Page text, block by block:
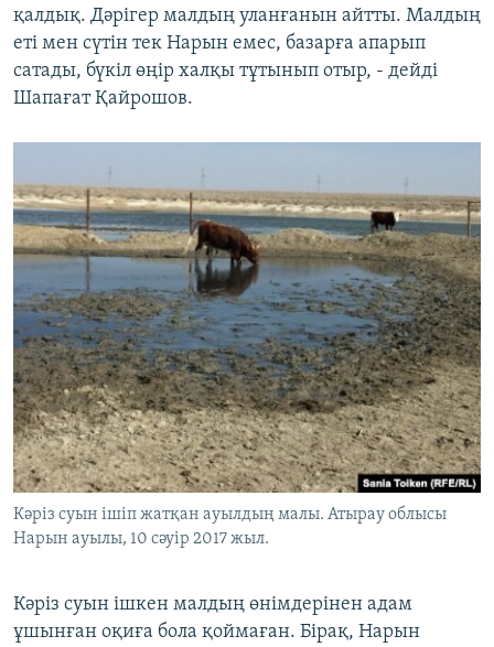
қалдық. Дәрігер малдың уланғанын айтты. Малдың
еті мен сүтін тек Нарын емес, базарға апарып
сатады, бүкіл өңір халқы тұтынып отыр, - дейді
Шапағат Қайрошов.
Кәріз суын ішіп жатқан ауылдың малы. Атырау облысы
Нарын ауылы, 10 cәуір 2017 жыл.
Кәріз суын ішкен малдың өнімдерінен адам
ұшынған оқиға бола қоймаған. Бірақ, Нарын